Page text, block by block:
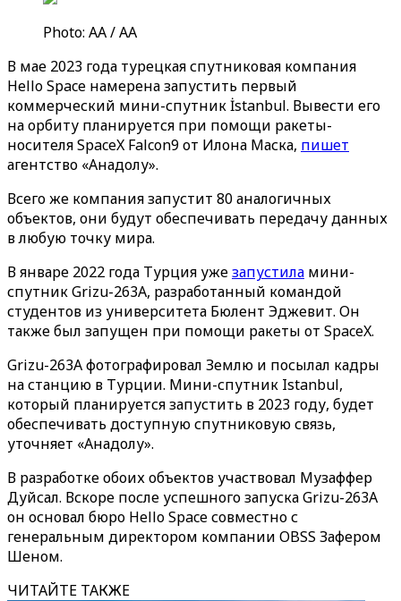
Photo: AA / AA
В мае 2023 года турецкая спутниковая компания
Hello Space намерена запустить первый
коммерческий мини-спутник İstanbul. Вывести его
на орбиту планируется при помощи ракеты-
носителя SpaceX Falcon9 от Илона Маска, пишет
агентство «‎Анадолу»‎.
Всего же компания запустит 80 аналогичных
объектов, они будут обеспечивать передачу данных
в любую точку мира.
В январе 2022 года Турция ужезапустила мини-
спутник Grizu-263A, разработанный командой
студентов из университета Бюлент Эджевит. Он
также был запущен при помощи ракеты от SpaceX.
Grizu-263A фотографировал Землю и посылал кадры
на станцию в Турции. Мини-спутник Istanbul,
который планируется запустить в 2023 году, будет
обеспечивать доступную спутниковую связь,
уточняет «‎Анадолу»‎.
В разработке обоих объектов участвовал Музаффер
Дуйсал. Вскоре после успешного запуска Grizu-263A
он основал бюро Hello Space совместно с
генеральным директором компании OBSS Зафером
Шеном.
ЧИТАЙТЕ ТАКЖЕ